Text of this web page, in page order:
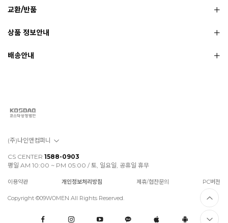
교환/반품
상품 정보안내
배송안내
(주)나인앤컴퍼니
CS CENTER 1588-0903
평일 AM 10:00 ~ PM 05:00 / 토, 일요일, 공휴일 휴무
이용약관 개인정보처리방침 제휴/협찬문의 PC버전
Copyright ©09WOMEN All Rights Reserved.